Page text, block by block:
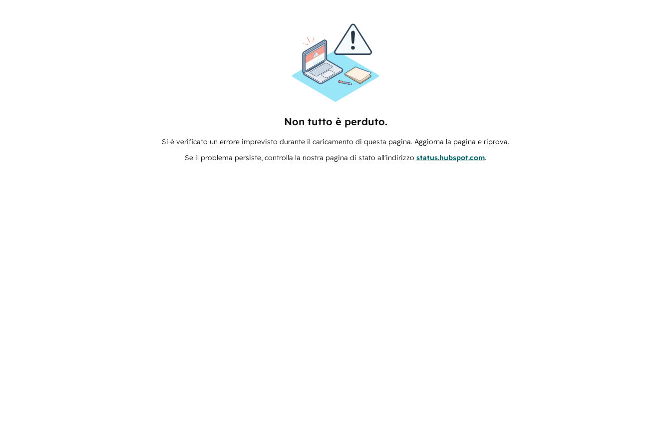
Non tutto è perduto.
Si è verificato un errore imprevisto durante il caricamento di questa pagina. Aggiorna la pagina e riprova.
Se il problema persiste, controlla la nostra pagina di stato all'indirizzo status.hubspot.com.